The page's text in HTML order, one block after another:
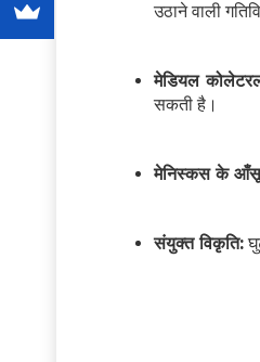
उठाने वाली
मेडियल
सकती है।
मेनिस्कस के
संयुक्त विकृति: